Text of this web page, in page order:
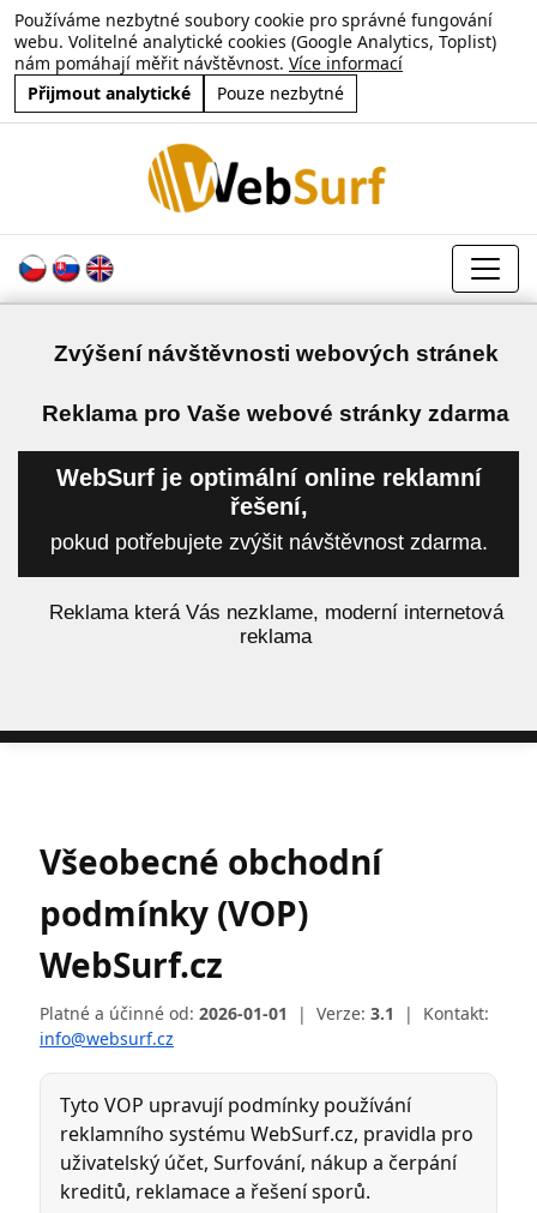
Používáme nezbytné soubory cookie pro správné fungování
webu. Volitelné analytické cookies (Google Analytics, Toplist)
nám pomáhají měřit návštěvnost. Více informací
Přijmout analytické
Pouze nezbytné
Zvýšení návštěvnosti webových stránek
Reklama pro Vaše webové stránky zdarma
WebSurf je optimální online reklamní
řešení,
pokud potřebujete zvýšit návštěvnost zdarma.
Reklama která Vás nezklame, moderní internetová
reklama